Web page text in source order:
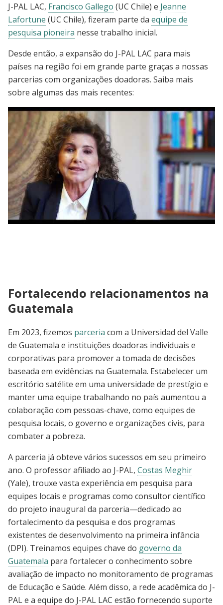
J-PAL LAC, Francisco Gallego (UC Chile) e Jeanne
Lafortune (UC Chile), fizeram parte da equipe de
pesquisa pioneira nesse trabalho inicial.
Desde então, a expansão do J-PAL LAC para mais
países na região foi em grande parte graças a nossas
parcerias com organizações doadoras. Saiba mais
sobre algumas das mais recentes:
Fortalecendo relacionamentos na
Guatemala
Em 2023, fizemos parceria com a Universidad del Valle
de Guatemala e instituições doadoras individuais e
corporativas para promover a tomada de decisões
baseada em evidências na Guatemala. Estabelecer um
escritório satélite em uma universidade de prestígio e
manter uma equipe trabalhando no país aumentou a
colaboração com pessoas-chave, como equipes de
pesquisa locais, o governo e organizações civis, para
combater a pobreza.
A parceria já obteve vários sucessos em seu primeiro
ano. O professor afiliado ao J-PAL, Costas Meghir
(Yale), trouxe vasta experiência em pesquisa para
equipes locais e programas como consultor científico
do projeto inaugural da parceria—dedicado ao
fortalecimento da pesquisa e dos programas
existentes de desenvolvimento na primeira infância
(DPI). Treinamos equipes chave do governo da
Guatemala para fortalecer o conhecimento sobre
avaliação de impacto no monitoramento de programas
de Educação e Saúde. Além disso, a rede acadêmica do J-
PAL e a equipe do J-PAL LAC estão fornecendo suporte